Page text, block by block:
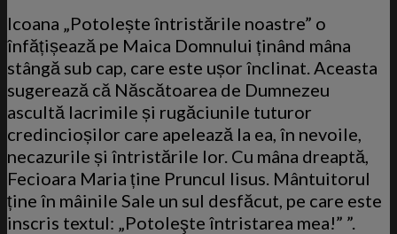
Icoana „Potolește întristările noastre” o
înfățișează pe Maica Domnului ținând mâna
stângă sub cap, care este ușor înclinat. Aceasta
sugerează că Născătoarea de Dumnezeu
ascultă lacrimile și rugăciunile tuturor
credincioșilor care apelează la ea, în nevoile,
necazurile și întristările lor. Cu mâna dreaptă,
Fecioara Maria ține Pruncul Iisus. Mântuitorul
ține în mâinile Sale un sul desfăcut, pe care este
inscris textul: „Potoleşte întristarea mea!” ”.